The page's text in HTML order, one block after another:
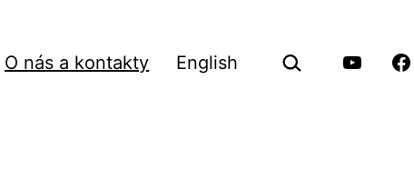
O nás a kontakty English
Hledat
…